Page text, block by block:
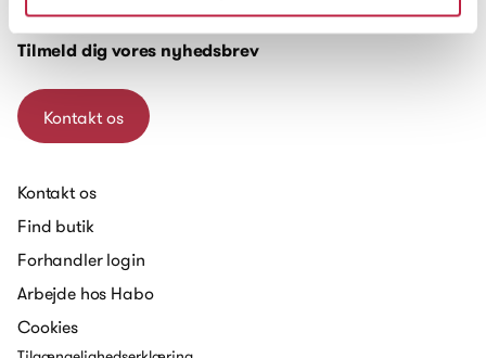
Tilmeld dig vores nyhedsbrev
Kontakt os
Kontakt os
Find butik
Forhandler login
Arbejde hos Habo
Cookies